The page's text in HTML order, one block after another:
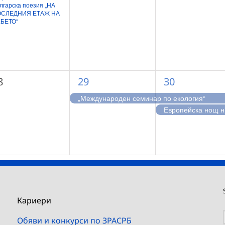
поезия „НА
ЕТАЖ НА
1
събитие,
29
„Международен семинар по екология“
2
събития,
30
Кариери
Обяви и конкурси по ЗРАСРБ